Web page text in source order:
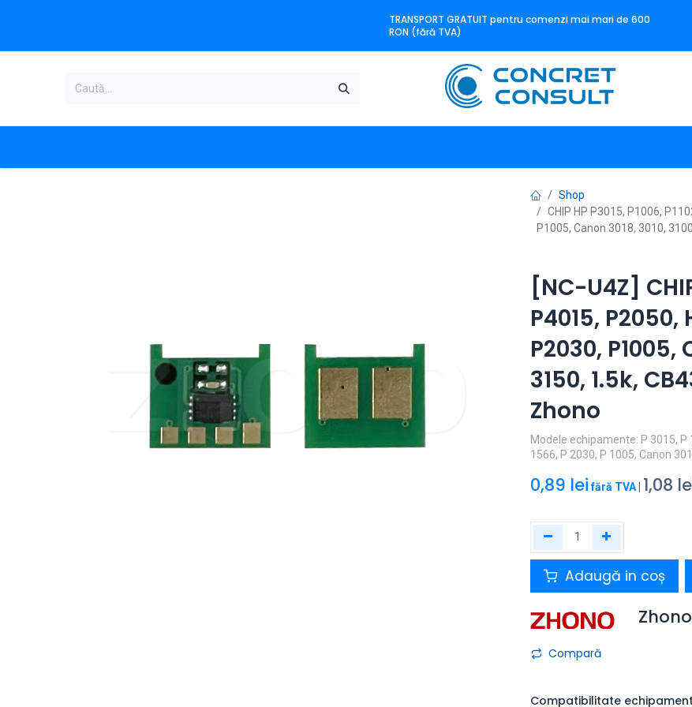
TRANSPORT GRATUIT pentru comenzi mai mari de 600
RON (fără TVA)
Shop
CHIP HP P3015, P1006,
P1005, Canon 3018, 3010,
[NC-U4Z]
P4015, P2050,
P2030, P1005,
3150, 1.5k,
Zhono
Modele echipamente: P 3015, P
1566, P 2030, P 1005, Canon
0,89 lei fără TVA 1,08
Adaugă in coș
Zhono
Compară
Compatibilitate